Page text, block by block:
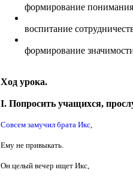
формирование
воспитание
формирование
Ход урока.
I. Попросить учащихся,
Совсем замучил брата Икс,
Ему не привыкать.
Он целый вечер ищет Икс,